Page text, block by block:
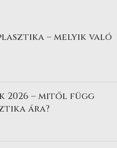
– melyik való
2026 – mitől függ
ára?